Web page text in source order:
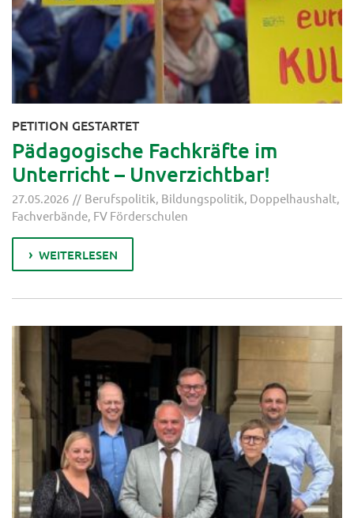
PETITION GESTARTET
Pädagogische Fachkräfte im
Unterricht – Unverzichtbar!
27.05.2026 Berufspolitik, Bildungspolitik, Doppelhaushalt,
Fachverbände, FV Förderschulen
WEITERLESEN